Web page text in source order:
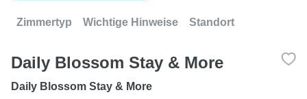
Zimmertyp Wichtige Hinweise Standort
Daily Blossom Stay & More
Daily Blossom Stay & More